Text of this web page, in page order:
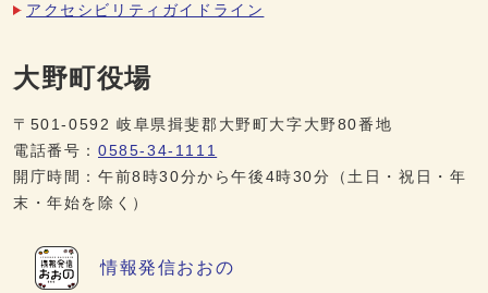
アクセシビリティガイドライン
大野町役場
〒501-0592 岐阜県揖斐郡大野町大字大野80番地
電話番号： 0585-34-1111
開庁時間：午前8時30分から午後4時30分（土日・祝日・年
末・年始を除く）
情報発信おおの